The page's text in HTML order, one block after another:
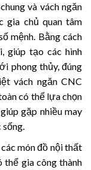
và vách ngăn
gia chủ quan tâm
mệnh. Bằng cách
giúp tạo các hình
phong thủy, đúng
vách ngăn CNC
có thể lựa chọn
gặp nhiều may
món đồ nội thất
thể gia công thành